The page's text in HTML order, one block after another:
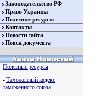
Законодательство РФ
Право Украины
Полезные ресурсы
Контакты
Новости сайта
Поиск документа
Полезные ресурсы
- Таможенный кодекс
таможенного союза